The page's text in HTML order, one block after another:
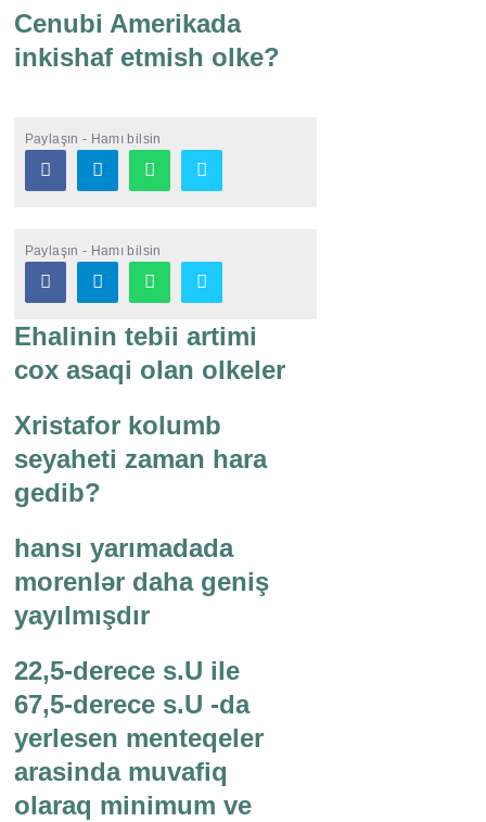
Cenubi Amerikada
inkishaf etmish olke?
Paylaşın - Hamı bilsin
Paylaşın - Hamı bilsin
Ehalinin tebii artimi
cox asaqi olan olkeler
Xristafor kolumb
seyaheti zaman hara
gedib?
hansı yarımadada
morenlər daha geniş
yayılmışdır
22,5-derece s.U ile
67,5-derece s.U -da
yerlesen menteqeler
arasinda muvafiq
olaraq minimum ve